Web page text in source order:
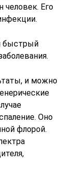
человек. Его
быстрый
и можно
Оно
флорой.